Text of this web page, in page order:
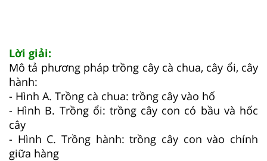
Lời giải:
Mô tả phương pháp trồng cây cà chua, cây ổi, cây
hành:
- Hình A. Trồng cà chua: trồng cây vào hố
- Hình B. Trồng ổi: trồng cây con có bầu và hốc
cây
- Hình C. Trồng hành: trồng cây con vào chính
giữa hàng